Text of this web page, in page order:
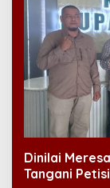
Dinilai
Tangani